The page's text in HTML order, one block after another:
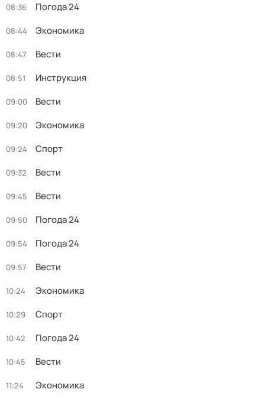
08:36 Погода 24
08:44 Экономика
08:47 Вести
08:51 Инструкция
09:00 Вести
09:20 Экономика
09:24 Спорт
09:32 Вести
09:45 Вести
09:50 Погода 24
09:54 Погода 24
09:57 Вести
10:24 Экономика
10:29 Спорт
10:42 Погода 24
10:45 Вести
11:24 Экономика